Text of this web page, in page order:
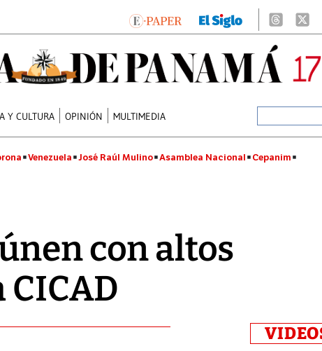
Y CULTURA OPINIÓN MULTIMEDIA
Venezuela José Raúl Mulino Asamblea Nacional Cepanim
con altos